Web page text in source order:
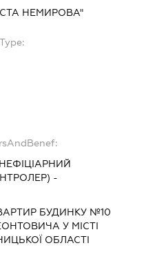
НЕМИРОВА"
-
БУДИНКУ №10
У МІСТІ
ОБЛАСТІ